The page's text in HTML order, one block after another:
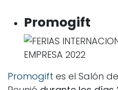
Promogift
Promogift es el Salón